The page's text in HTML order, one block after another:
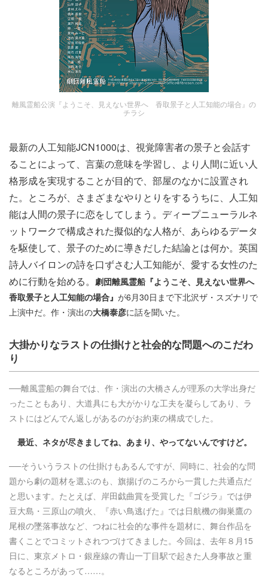
離風霊船公演『ようこそ、見えない世界へ 香取景子と人工知能の場合』の
チラシ
最新の人工知能JCN1000は、視覚障害者の景子と会話す
ることによって、言葉の意味を学習し、より人間に近い人
格形成を実現することが目的で、部屋のなかに設置され
た。ところが、さまざまなやりとりをするうちに、人工知
能は人間の景子に恋をしてしまう。ディープニューラルネ
ットワークで構成された擬似的な人格が、あらゆるデータ
を駆使して、景子のために導きだした結論とは何か。英国
詩人バイロンの詩を口ずさむ人工知能が、愛する女性のた
めに行動を始める。 劇団離風霊船『ようこそ、見えない世界へ
香取景子と人工知能の場合』 が6月30日まで下北沢ザ・スズナリで
上演中だ。作・演出の大橋泰彦に話を聞いた。
大掛かりなラストの仕掛けと社会的な問題へのこだわ
り
──離風霊船の舞台では、作・演出の大橋さんが理系の大学出身だ
ったこともあり、大道具にも大がかりな工夫を凝らしてあり、ラ
ストにはどんでん返しがあるのがお約束の構成でした。
最近、ネタが尽きましてね、あまり、やってないんですけど。
──そういうラストの仕掛けもあるんですが、同時に、社会的な問
題から劇の題材を選ぶのも、旗揚げのころから一貫した共通点だ
と思います。たとえば、岸田戯曲賞を受賞した『ゴジラ』では伊
豆大島・三原山の噴火、『赤い鳥逃げた』では日航機の御巣鷹の
尾根の墜落事故など、つねに社会的な事件を題材に、舞台作品を
書くことでコミットされつづけてきました。今回は、去年８月15
日に、東京メトロ・銀座線の青山一丁目駅で起きた人身事故と重
なるところがあって……。